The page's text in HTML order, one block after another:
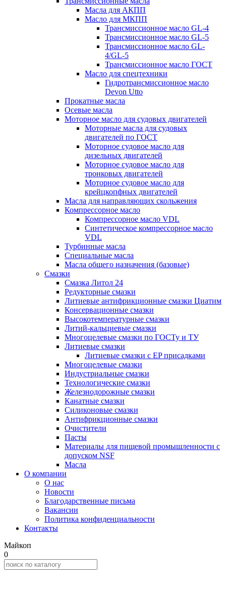
Масла для АКПП
Масло для МКПП
Трансмиссионное масло GL-4
Трансмиссионное масло GL-5
Трансмиссионное масло GL-
4/GL-5
Трансмиссионное масло ГОСТ
Масло для спецтехники
Гидротрансмиссионное масло
Devon Utto
Прокатные масла
Осевые масла
Моторное масло для судовых двигателей
Моторные масла для судовых
двигателей по ГОСТ
Моторное судовое масло для
дизельных двигателей
Моторное судовое масло для
тронковых двигателей
Моторное судовое масло для
крейцкопфных двигателей
Масла для направляющих скольжения
Компрессорное масло
Компрессорное масло VDL
Синтетическое компрессорное масло
VDL
Турбинные масла
Специальные масла
Масла общего назначения (базовые)
Смазки
Смазка Литол 24
Редукторные смазки
Литиевые антифрикционные смазки Циатим
Консервационные смазки
Высокотемпературные смазки
Литий-кальциевые смазки
Многоцелевые смазки по ГОСТу и ТУ
Литиевые смазки
Литиевые смазки с EP присадками
Многоцелевые смазки
Индустриальные смазки
Технологические смазки
Железнодорожные смазки
Канатные смазки
Силиконовые смазки
Антифрикционные смазки
Очистители
Пасты
Материалы для пищевой промышленности с
допуском NSF
Масла
О компании
О нас
Новости
Благодарственные письма
Вакансии
Политика конфиденциальности
Контакты
Майкоп
0